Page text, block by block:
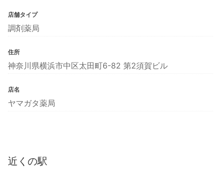
店舗タイプ
調剤薬局
住所
神奈川県横浜市中区太田町6-82 第2須賀ビル
店名
ヤマガタ薬局
近くの駅